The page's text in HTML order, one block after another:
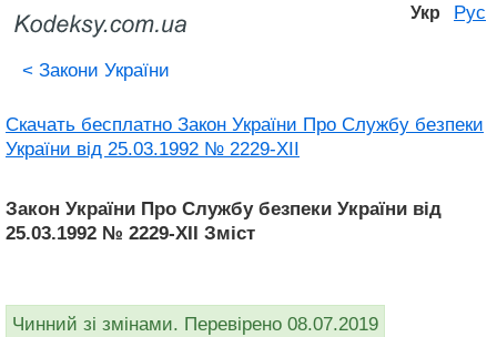
Укр Рус
< Закони України
Скачать бесплатно Закон України Про Службу безпеки
України вiд 25.03.1992 № 2229-XII
Закон України Про Службу безпеки України вiд
25.03.1992 № 2229-XII Зміст
Чинний зі змінами. Перевірено 08.07.2019